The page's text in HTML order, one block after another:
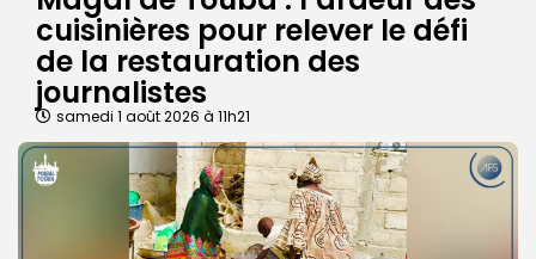
cuisinières pour relever le défi
de la restauration des
journalistes
samedi 1 août 2026 à 11h21